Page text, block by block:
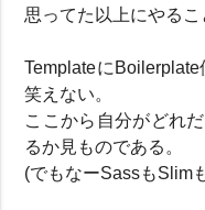
思ってた以上にやる
Templateに
笑えない。
ここから自分がどれ
るか見ものである。
(でもなーSassもSlim